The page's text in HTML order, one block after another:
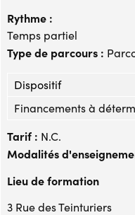
Rythme :
Temps partiel
Type de parcours :
Dispositif
Financements à
Tarif : N.C.
Modalités
Lieu de formation
3 Rue des Teinturiers